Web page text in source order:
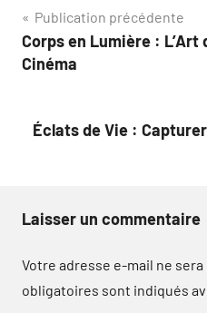
Navigation
de
Publication précédente
Corps en Lumière : L’Art
Cinéma
Éclats de Vie :
Laisser un commentaire
Votre adresse e-mail ne sera
obligatoires sont indiqués